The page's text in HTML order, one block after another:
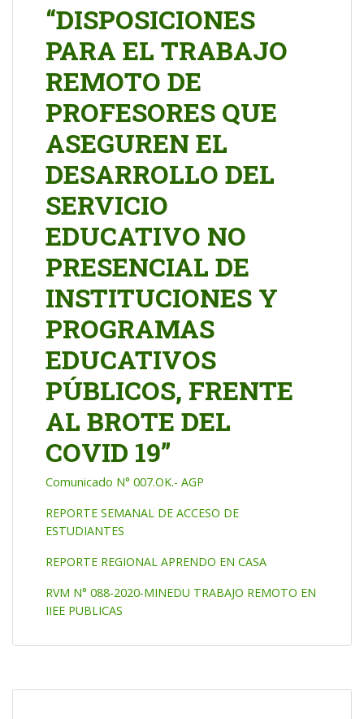
“DISPOSICIONES
PARA EL TRABAJO
REMOTO DE
PROFESORES QUE
ASEGUREN EL
DESARROLLO DEL
SERVICIO
EDUCATIVO NO
PRESENCIAL DE
INSTITUCIONES Y
PROGRAMAS
EDUCATIVOS
PÚBLICOS, FRENTE
AL BROTE DEL
COVID 19”
Comunicado N° 007.OK.- AGP
REPORTE SEMANAL DE ACCESO DE
ESTUDIANTES
REPORTE REGIONAL APRENDO EN CASA
RVM N° 088-2020-MINEDU TRABAJO REMOTO EN
IIEE PUBLICAS